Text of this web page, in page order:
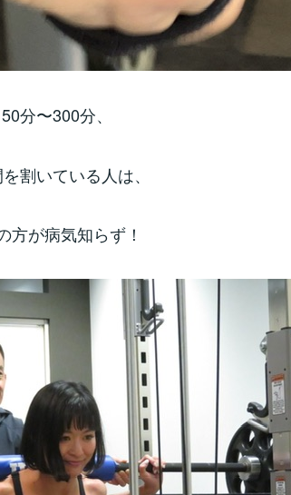
分〜300分、
割いている人は、
方が病気知らず！